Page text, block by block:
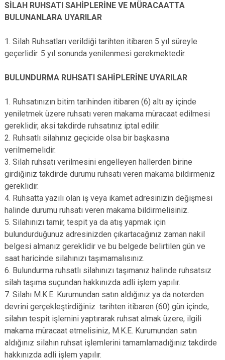
SİLAH RUHSATI SAHİPLERİNE VE MÜRACAATTA
BULUNANLARA UYARILAR
1. Silah Ruhsatları verildiği tarihten itibaren 5 yıl süreyle
geçerlidir. 5 yıl sonunda yenilenmesi gerekmektedir.
BULUNDURMA RUHSATI SAHİPLERİNE UYARILAR
1. Ruhsatınızın bitim tarihinden itibaren (6) altı ay içinde
yeniletmek üzere ruhsatı veren makama müracaat edilmesi
gereklidir, aksi takdirde ruhsatınız iptal edilir.
2. Ruhsatlı silahınız geçicide olsa bir başkasına
verilmemelidir.
3. Silah ruhsatı verilmesini engelleyen hallerden birine
girdiğiniz takdirde durumu ruhsatı veren makama bildirmeniz
gereklidir.
4. Ruhsatta yazılı olan iş veya ikamet adresinizin değişmesi
halinde durumu ruhsatı veren makama bildirmelisiniz.
5. Silahınızı tamir, tespit ya da atış yapmak için
bulundurduğunuz adresinizden çıkartacağınız zaman nakil
belgesi almanız gereklidir ve bu belgede belirtilen gün ve
saat haricinde silahınızı taşımamalısınız.
6. Bulundurma ruhsatlı silahınızı taşımanız halinde ruhsatsız
silah taşıma suçundan hakkınızda adli işlem yapılır.
7. Silahı M.K.E. Kurumundan satın aldığınız ya da noterden
devrini gerçekleştirdiğiniz tarihten itibaren (60) gün içinde,
silahın tespit işlemini yaptırarak ruhsat almak üzere, ilgili
makama müracaat etmelisiniz, M.K.E. Kurumundan satın
aldığınız silahın ruhsat işlemlerini tamamlamadığınız takdirde
hakkınızda adli işlem yapılır.